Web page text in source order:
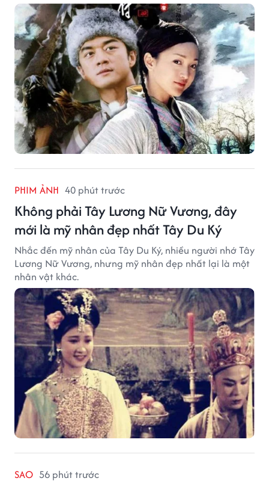
PHIM ẢNH 40 phút trước
Không phải Tây Lương Nữ Vương, đây
mới là mỹ nhân đẹp nhất Tây Du Ký
Nhắc đến mỹ nhân của Tây Du Ký, nhiều người nhớ Tây
Lương Nữ Vương, nhưng mỹ nhân đẹp nhất lại là một
nhân vật khác.
SAO 56 phút trước